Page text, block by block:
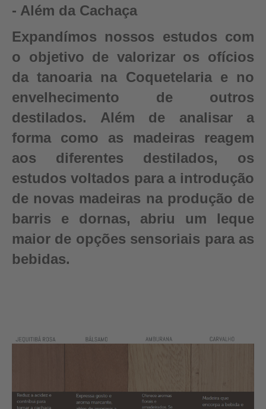
- Além da Cachaça
Expandímos nossos estudos com
o objetivo de valorizar os ofícios
da tanoaria na Coquetelaria e no
envelhecimento de outros
destilados. Além de analisar a
forma como as madeiras reagem
aos diferentes destilados, os
estudos voltados para a introdução
de novas madeiras na produção de
barris e dornas, abriu um leque
maior de opções sensoriais para as
bebidas.